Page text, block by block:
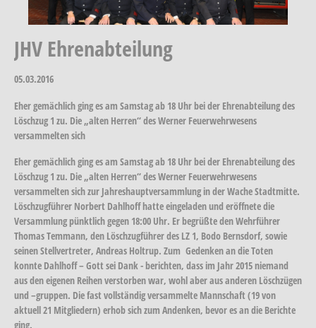
JHV Ehrenabteilung
05.03.2016
Eher gemächlich ging es am Samstag ab 18 Uhr bei der Ehrenabteilung des
Löschzug 1 zu. Die „alten Herren“ des Werner Feuerwehrwesens
versammelten sich
Eher gemächlich ging es am Samstag ab 18 Uhr bei der Ehrenabteilung des
Löschzug 1 zu. Die „alten Herren“ des Werner Feuerwehrwesens
versammelten sich zur Jahreshauptversammlung in der Wache Stadtmitte.
Löschzugführer Norbert Dahlhoff hatte eingeladen und eröffnete die
Versammlung pünktlich gegen 18:00 Uhr. Er begrüßte den Wehrführer
Thomas Temmann, den Löschzugführer des LZ 1, Bodo Bernsdorf, sowie
seinen Stellvertreter, Andreas Holtrup. Zum Gedenken an die Toten
konnte Dahlhoff – Gott sei Dank - berichten, dass im Jahr 2015 niemand
aus den eigenen Reihen verstorben war, wohl aber aus anderen Löschzügen
und –gruppen. Die fast vollständig versammelte Mannschaft (19 von
aktuell 21 Mitgliedern) erhob sich zum Andenken, bevor es an die Berichte
ging.